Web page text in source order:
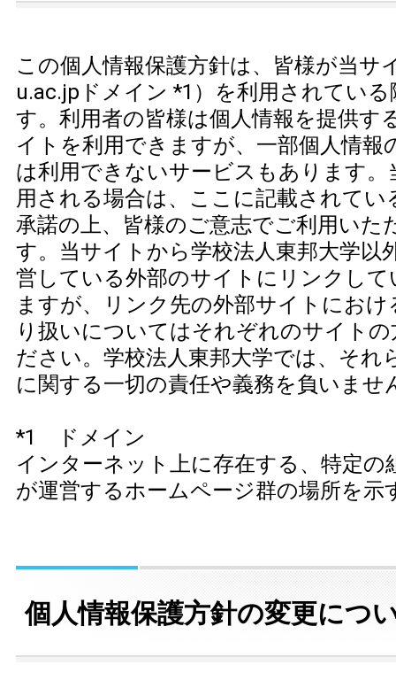
この個人情報保護方針は、皆様が当サ
u.ac.jpドメイン *1）を利用されてい
す。利用者の皆様は個人情報を提供す
イトを利用できますが、一部個人情報
は利用できないサービスもあります。
用される場合は、ここに記載されてい
承諾の上、皆様のご意志でご利用いた
す。当サイトから学校法人東邦大学以
営している外部のサイトにリンクし
ますが、リンク先の外部サイトにおけ
り扱いについてはそれぞれのサイト
ださい。学校法人東邦大学では、それ
に関する一切の責任や義務を負いませ
*1 ドメイン
インターネット上に存在する、特定の
が運営するホームページ群の場所を示
個人情報保護方針の変更につ